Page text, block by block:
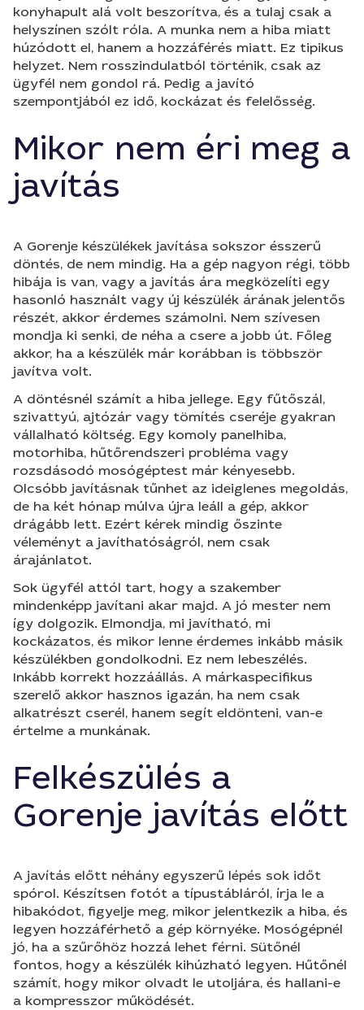
konyhapult alá volt beszorítva, és a tulaj csak a
helyszínen szólt róla. A munka nem a hiba miatt
húzódott el, hanem a hozzáférés miatt. Ez tipikus
helyzet. Nem rosszindulatból történik, csak az
ügyfél nem gondol rá. Pedig a javító
szempontjából ez idő, kockázat és felelősség.
Mikor nem éri meg a
javítás
A Gorenje készülékek javítása sokszor ésszerű
döntés, de nem mindig. Ha a gép nagyon régi, több
hibája is van, vagy a javítás ára megközelíti egy
hasonló használt vagy új készülék árának jelentős
részét, akkor érdemes számolni. Nem szívesen
mondja ki senki, de néha a csere a jobb út. Főleg
akkor, ha a készülék már korábban is többször
javítva volt.
A döntésnél számít a hiba jellege. Egy fűtőszál,
szivattyú, ajtózár vagy tömítés cseréje gyakran
vállalható költség. Egy komoly panelhiba,
motorhiba, hűtőrendszeri probléma vagy
rozsdásodó mosógéptest már kényesebb.
Olcsóbb javításnak tűnhet az ideiglenes megoldás,
de ha két hónap múlva újra leáll a gép, akkor
drágább lett. Ezért kérek mindig őszinte
véleményt a javíthatóságról, nem csak
árajánlatot.
Sok ügyfél attól tart, hogy a szakember
mindenképp javítani akar majd. A jó mester nem
így dolgozik. Elmondja, mi javítható, mi
kockázatos, és mikor lenne érdemes inkább másik
készülékben gondolkodni. Ez nem lebeszélés.
Inkább korrekt hozzáállás. A márkaspecifikus
szerelő akkor hasznos igazán, ha nem csak
alkatrészt cserél, hanem segít eldönteni, van-e
értelme a munkának.
Felkészülés a
Gorenje javítás előtt
A javítás előtt néhány egyszerű lépés sok időt
spórol. Készítsen fotót a típustábláról, írja le a
hibakódot, figyelje meg, mikor jelentkezik a hiba, és
legyen hozzáférhető a gép környéke. Mosógépnél
jó, ha a szűrőhöz hozzá lehet férni. Sütőnél
fontos, hogy a készülék kihúzható legyen. Hűtőnél
számít, hogy mikor olvadt le utoljára, és hallani-e
a kompresszor működését.